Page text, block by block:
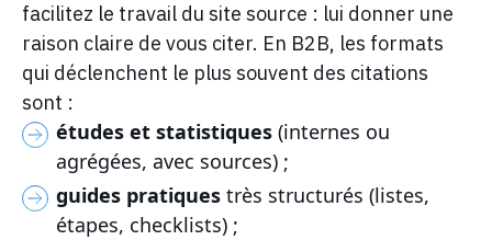
facilitez le travail du site source : lui donner une
raison claire de vous citer. En B2B, les formats
qui déclenchent le plus souvent des citations
sont :
études et statistiques (internes ou
agrégées, avec sources) ;
guides pratiques très structurés (listes,
étapes, checklists) ;